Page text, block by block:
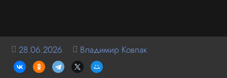
28.06.2026 Владимир Ковпак